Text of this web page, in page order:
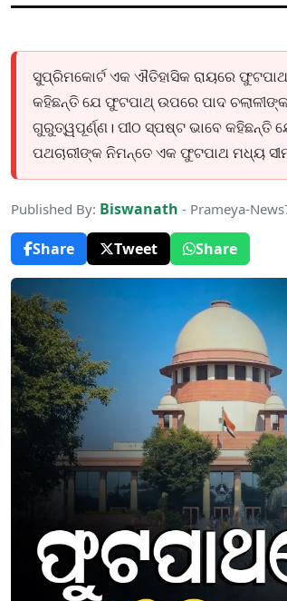
ସୁପ୍ରିମକୋର୍ଟ ଏକ ଐତିହାସିକ ରାୟରେ
କହିଛନ୍ତି ଯେ ଫୁଟପାଥ୍ ଉପରେ ପାଦ
ଗୁରୁତ୍ୱପୂର୍ଣ୍ଣ। ପୀଠ ସ୍ପଷ୍ଟ ଭାବେ କହିଛନ୍ତି
ପଥଚାରୀଙ୍କ ନିମନ୍ତେ ଏକ ଫୁଟପାଥ ମଧ୍ୟ
Published By: Biswanath - Prameya-
Share
Tweet Share